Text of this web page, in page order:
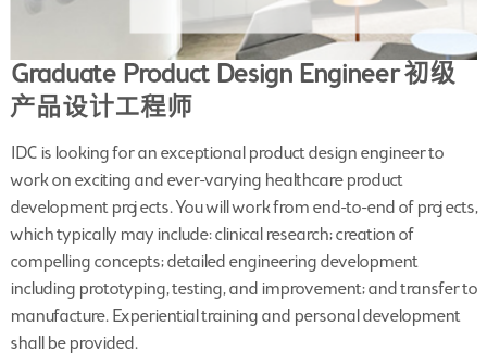
Graduate Product Design Engineer 初级
产品设计工程师
IDC is looking for an exceptional product design engineer to
work on exciting and ever-varying healthcare product
development projects. You will work from end-to-end of projects,
which typically may include: clinical research; creation of
compelling concepts; detailed engineering development
including prototyping, testing, and improvement; and transfer to
manufacture. Experiential training and personal development
shall be provided.